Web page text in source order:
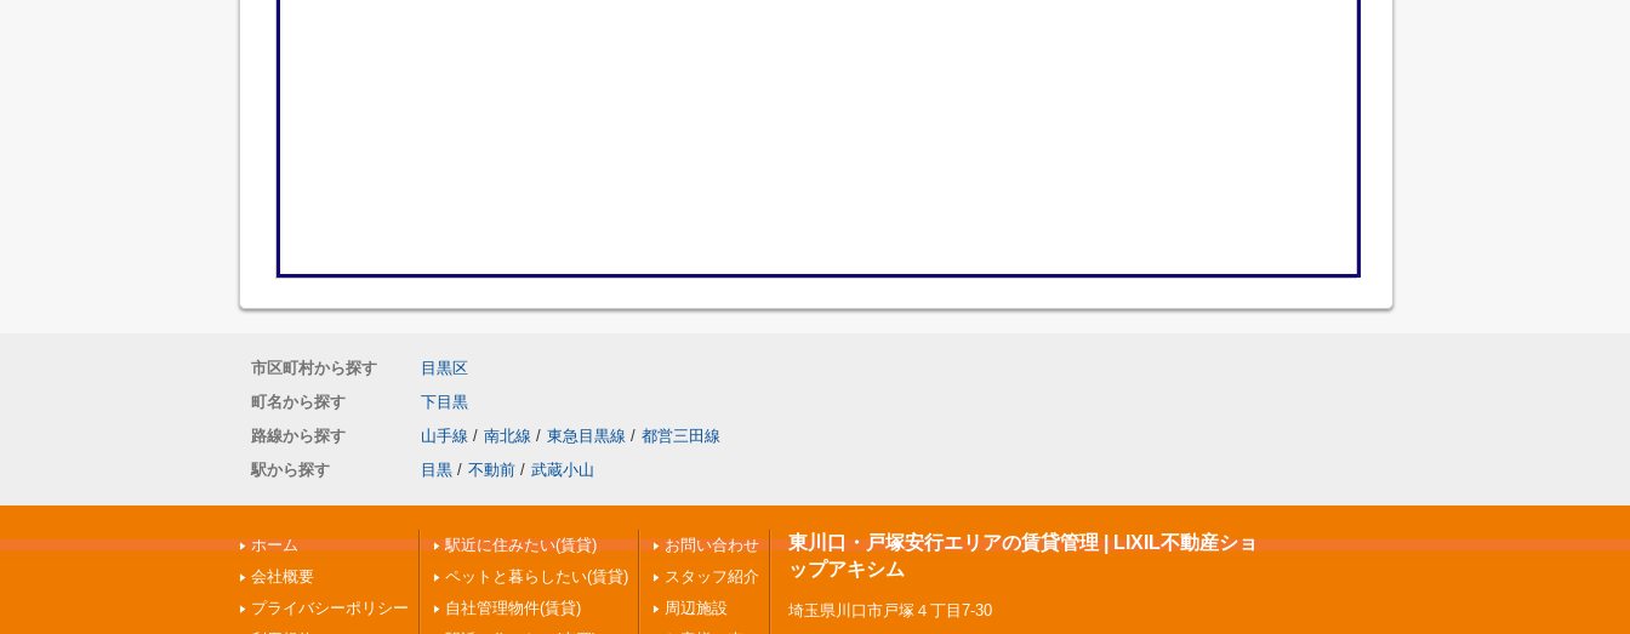
市区町村から探す
目黒区
町名から探す
下目黒
路線から探す
山手線 / 南北線 / 東急目黒線 / 都営三田線
駅から探す
目黒 / 不動前 / 武蔵小山
ホーム
会社概要
プライバシーポリシー
駅近に住みたい(賃貸)
ペットと暮らしたい(賃貸)
自社管理物件(賃貸)
お問い合わせ
スタッフ紹介
周辺施設
東川口・戸塚安行エリアの賃貸管理 | LIXIL不動産ショ
ップアキシム
埼玉県川口市戸塚４丁目7-30